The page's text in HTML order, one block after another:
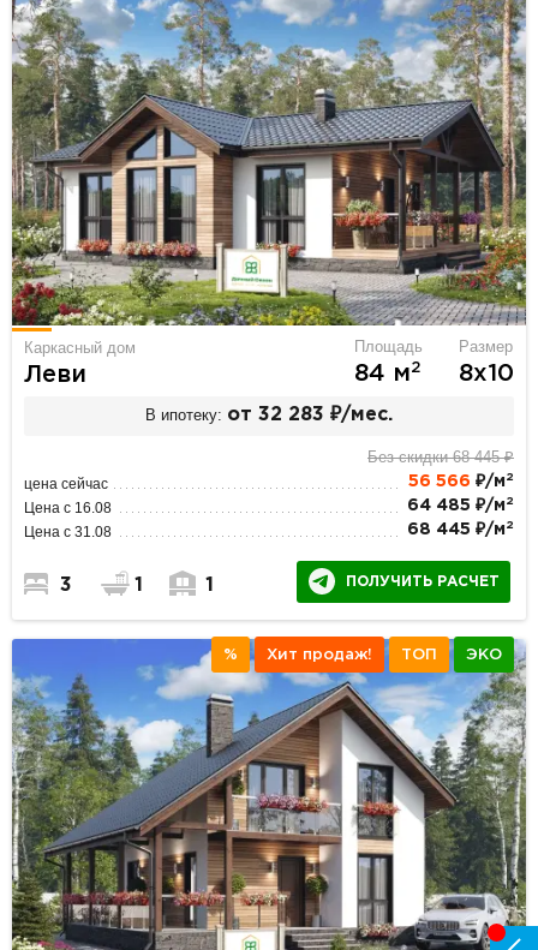
Каркасный дом
Леви
Площадь
84 м2
Размер
8х10
В ипотеку: от 32 283 ₽/мес.
Без скидки 68 445 ₽
цена сейчас 56 566 ₽/м 2
Цена с 16.08 64 485 ₽/м 2
Цена с 31.08 68 445 ₽/м 2
3 1 1 ПОЛУЧИТЬ РАСЧЕТ
% Хит продаж! ТОП ЭКО